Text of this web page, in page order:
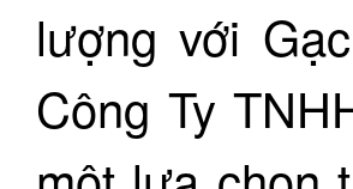
lượng với
Công Ty